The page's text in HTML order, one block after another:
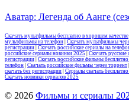
Аватар: Легенда об Аанге
Скачать мультфильмы бесплатно в хорошем качестве
мультфильмы на телефон Скачать мультфильмы
регистрации Скачать российские сериалы на
российские сериалы новинки 2025
Скачать русские
регистрации Скачать российские фильмы
телефон Скачать российские фильмы через торрент
скачать без регистрации Сериалы скачать
Скачать новинки сериалов 2025
© 2026 Фильмы и сериалы